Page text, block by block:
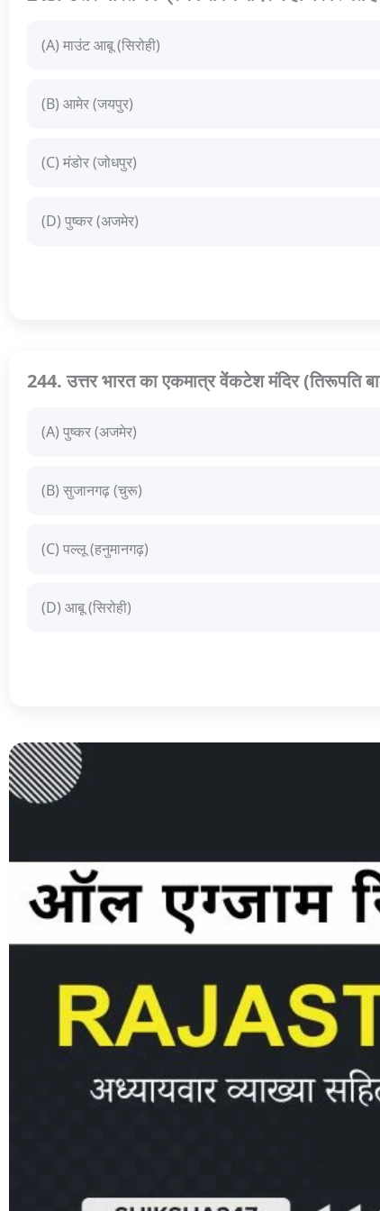
(A) माउंट आबू (सिरोही)
(B) आमेर (जयपुर)
(C) मंडोर (जोधपुर)
(D) पुष्कर (अजमेर)
244. उत्तर भारत का एकमात्र वेंकटेश मंदिर (तिरूपति
(A) पुष्कर (अजमेर)
(B) सुजानगढ़ (चुरू)
(C) पल्लू (हनुमानगढ़)
(D) आबू (सिरोही)